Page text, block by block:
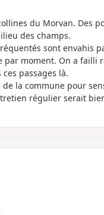
du Morvan. Des
des champs.
sont envahis
par moment. On a failli
passages là.
la commune pour
régulier serait